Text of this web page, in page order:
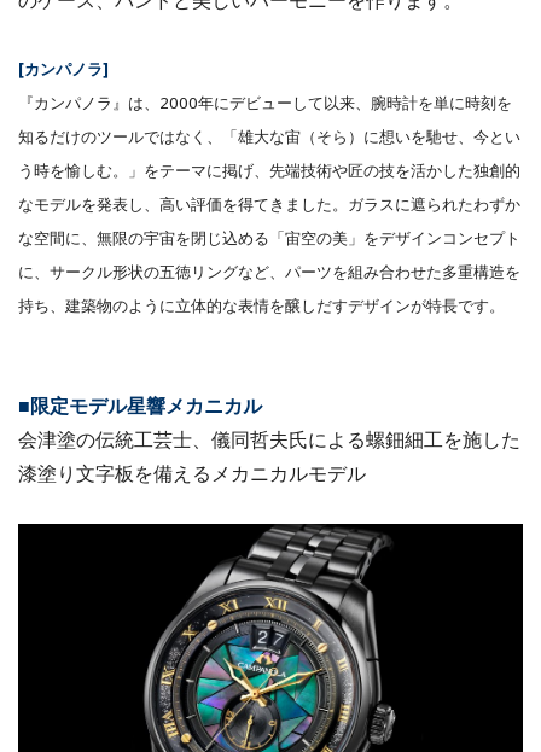
[カンパノラ]
『カンパノラ』は、2000年にデビューして以来、腕時計を単に時刻を
知るだけのツールではなく、「雄大な宙（そら）に想いを馳せ、今とい
う時を愉しむ。」をテーマに掲げ、先端技術や匠の技を活かした独創的
なモデルを発表し、高い評価を得てきました。ガラスに遮られたわずか
な空間に、無限の宇宙を閉じ込める「宙空の美」をデザインコンセプト
に、サークル形状の五徳リングなど、パーツを組み合わせた多重構造を
持ち、建築物のように⽴体的な表情を醸しだすデザインが特⻑です。
■限定モデル星響メカニカル
会津塗の伝統⼯芸士、儀同哲夫氏による螺鈿細⼯を施した
漆塗り⽂字板を備えるメカニカルモデル